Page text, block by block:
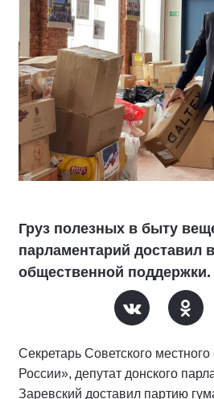
Груз полезных в быту
парламентарий доставил
общественной поддержки.
Секретарь Советского
России», депутат донского
Заревский доставил партию